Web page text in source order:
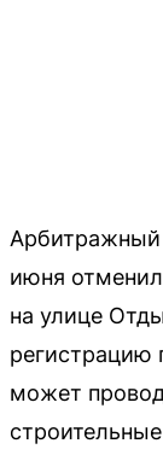
Арбитражный
июня отменил
на улице
регистрацию
может